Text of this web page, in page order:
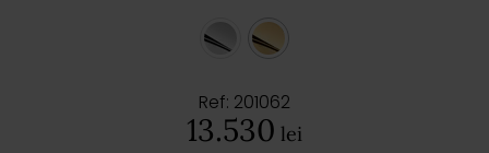
Ref: 201062
13.530 lei